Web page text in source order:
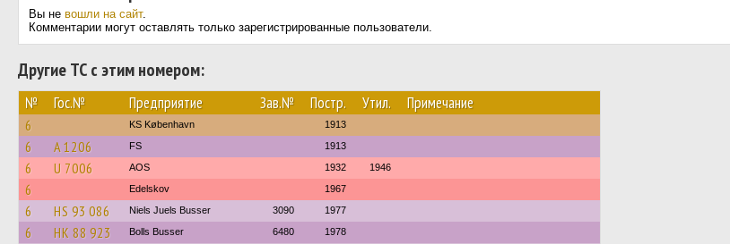
Вы не вошли на сайт.
Комментарии могут оставлять только зарегистрированные пользователи.
Другие ТС с этим номером:
№ Гос.№ Предприятие Зав.№ Постр. Утил. Примечание
6 KS København 1913
6 A 1206 FS 1913
6 U 7006 AOS 1932 1946
6 Edelskov 1967
6 HS 93 086 Niels Juels Busser 3090 1977
6 HK 88 923 Bolls Busser 6480 1978